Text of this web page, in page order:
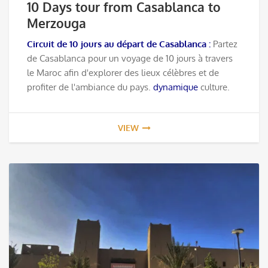
10 Days tour from Casablanca to
Merzouga
Circuit de 10 jours au départ de Casablanca : Partez
de Casablanca pour un voyage de 10 jours à travers
le Maroc afin d'explorer des lieux célèbres et de
profiter de l'ambiance du pays. dynamique culture.
VIEW